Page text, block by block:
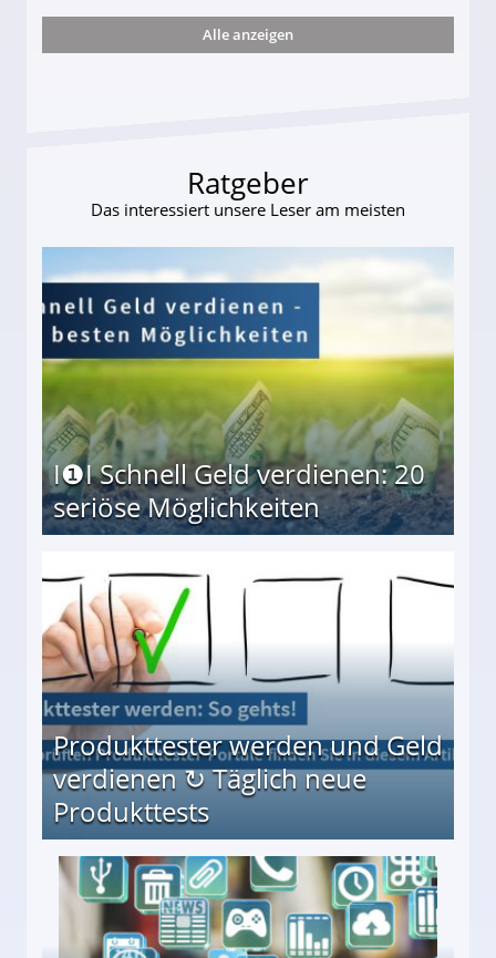
und wie viel?
Alle anzeigen
Ratgeber
Das interessiert unsere Leser am meisten
I❶I Schnell Geld verdienen: 20
seriöse Möglichkeiten
Produkttester werden und Geld
verdienen ↻ Täglich neue
Produkttests
↻ Täglich neue Produkttests